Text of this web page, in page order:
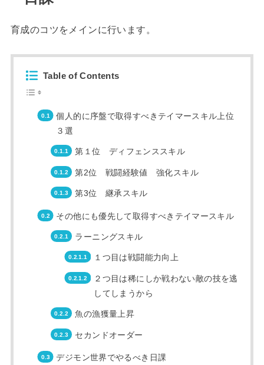
育成のコツをメインに行います。
Table of Contents
個人的に序盤で取得すべきテイマースキル上位
３選
第１位 ディフェンススキル
第2位 戦闘経験値 強化スキル
第3位 継承スキル
その他にも優先して取得すべきテイマースキル
ラーニングスキル
１つ目は戦闘能力向上
２つ目は稀にしか戦わない敵の技を逃
してしまうから
魚の漁獲量上昇
セカンドオーダー
デジモン世界でやるべき日課